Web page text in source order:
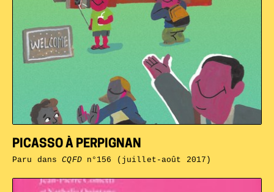
PICASSO À PERPIGNAN
Paru dansCQFDn°156 (juillet-août 2017)